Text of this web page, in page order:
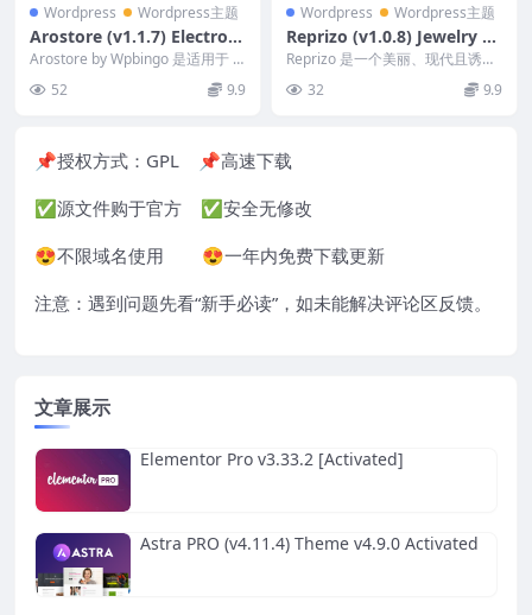
Wordpress Wordpress主题
Arostore (v1.1.7) Electroni
cs Store WooCommerce T
Arostore by Wpbingo 是适用于 El
52 9.9
Wordpress Wordpress主题
Reprizo (v1.0.8) Jewelry &
Watch Shop WordPress T
Reprizo 是一个美丽、现代且诱人
的 Woocommerce WordPre...
32 9.9
📌授权方式： GPL 📌高速下载
✅源文件购于官方 ✅安全无修改
😍不限域名使用 😍一年内免费下载更新
注意：遇到问题先看“新手必读”，如未能解决评论区反馈。
文章展示
Elementor Pro v3.33.2 [Activated]
Astra PRO (v4.11.4) Theme v4.9.0 Activated